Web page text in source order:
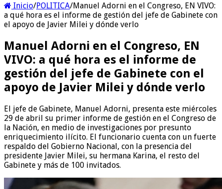
Inicio/POLITICA/Manuel Adorni en el Congreso, EN VIVO:
a qué hora es el informe de gestión del jefe de Gabinete con
el apoyo de Javier Milei y dónde verlo
Manuel Adorni en el Congreso, EN
VIVO: a qué hora es el informe de
gestión del jefe de Gabinete con el
apoyo de Javier Milei y dónde verlo
El jefe de Gabinete, Manuel Adorni, presenta este miércoles
29 de abril su primer informe de gestión en el Congreso de
la Nación, en medio de investigaciones por presunto
enriquecimiento ilícito. El funcionario cuenta con un fuerte
respaldo del Gobierno Nacional, con la presencia del
presidente Javier Milei, su hermana Karina, el resto del
Gabinete y más de 100 invitados.